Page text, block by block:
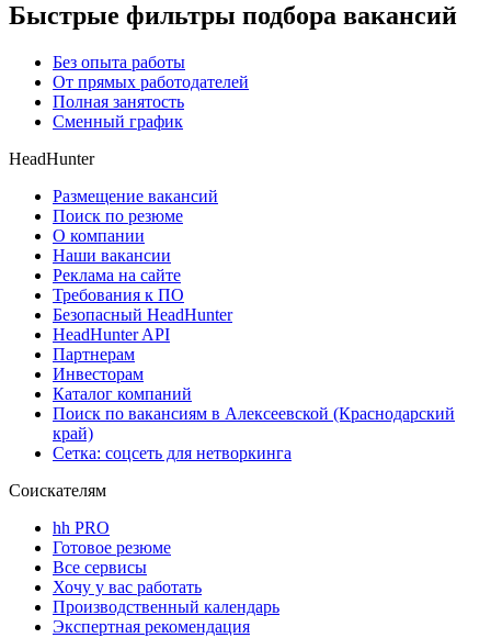
Быстрые фильтры подбора вакансий
Без опыта работы
От прямых работодателей
Полная занятость
Сменный график
HeadHunter
Размещение вакансий
Поиск по резюме
О компании
Наши вакансии
Реклама на сайте
Требования к ПО
Безопасный HeadHunter
HeadHunter API
Партнерам
Инвесторам
Каталог компаний
Поиск по вакансиям в Алексеевской (Краснодарский
край)
Сетка: соцсеть для нетворкинга
Соискателям
hh PRO
Готовое резюме
Все сервисы
Хочу у вас работать
Производственный календарь
Экспертная рекомендация